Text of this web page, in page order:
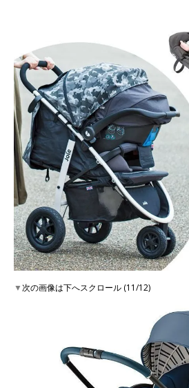
▼次の画像は下へスクロール (11/12)